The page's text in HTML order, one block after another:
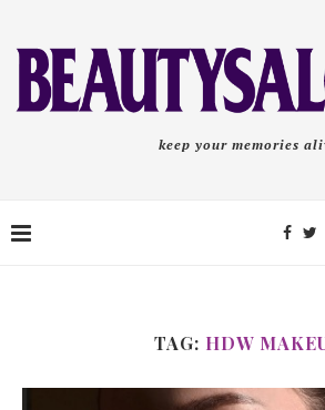
keep your memories
TAG: HDW